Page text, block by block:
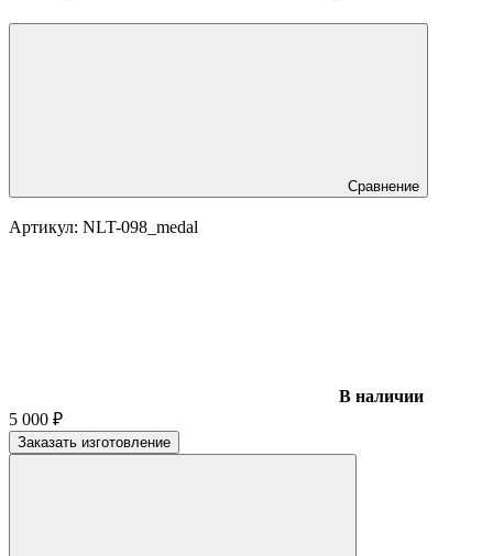
Сравнение
Артикул: NLT-098_medal
В наличии
5 000 ₽
Заказать изготовление